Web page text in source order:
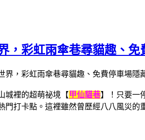
，彩虹雨傘巷尋貓趣、
城裡的超萌祕境【甲仙貓巷】！只要一
打卡點。這裡雖然曾歷經八八風災